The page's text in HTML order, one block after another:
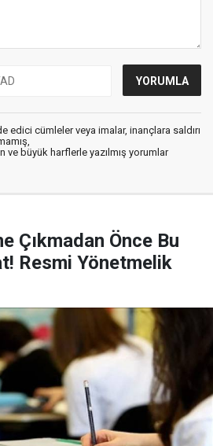
edici cümleler veya imalar, inançlara saldırı
ve büyük harflerle yazılmış yorumlar
Çıkmadan Önce Bu
Resmi Yönetmelik